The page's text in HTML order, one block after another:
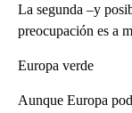
La segunda –y
preocupación es a
Europa verde
Aunque Europa